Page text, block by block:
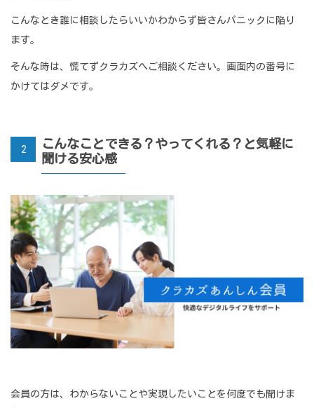
こんなとき誰に相談したらいいかわからず皆さんパニックに陥り
ます。
そんな時は、慌てずクラカズへご相談ください。画面内の番号に
かけてはダメです。
2
こんなことできる？やってくれる？と気軽に
聞ける安心感
会員の方は、わからないことや実現したいことを何度でも聞けま